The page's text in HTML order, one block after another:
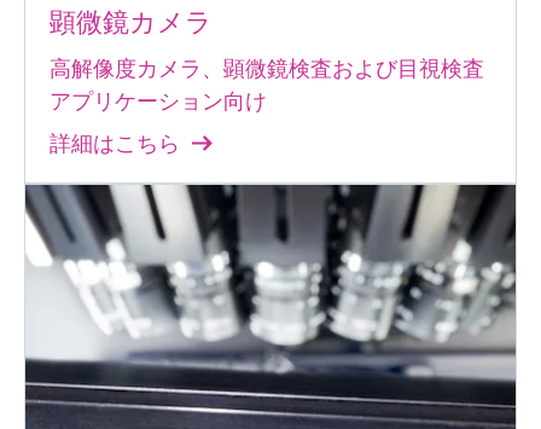
顕微鏡カメラ
高解像度カメラ、顕微鏡検査および目視検査
アプリケーション向け
詳細はこちら